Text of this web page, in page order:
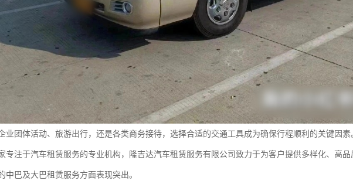
业团体活动、旅游出行，还是各类商务接待，选择合适的交通工具成为确保行程顺利的关键因素
专注于汽车租赁服务的专业机构，隆吉达汽车租赁服务有限公司致力于为客户提供多样化、高
中巴及大巴租赁服务方面表现突出。